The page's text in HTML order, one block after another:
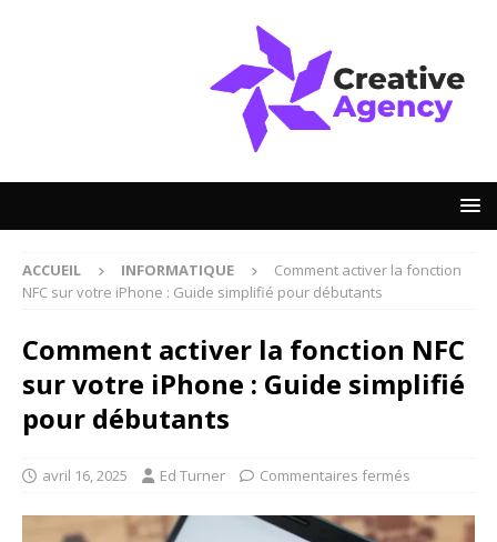
ACCUEIL INFORMATIQUE
Comment activer la fonction
NFC sur votre iPhone : Guide simplifié pour débutants
Comment activer la fonction NFC
sur votre iPhone : Guide simplifié
pour débutants
avril 16, 2025 Ed Turner Commentaires fermés